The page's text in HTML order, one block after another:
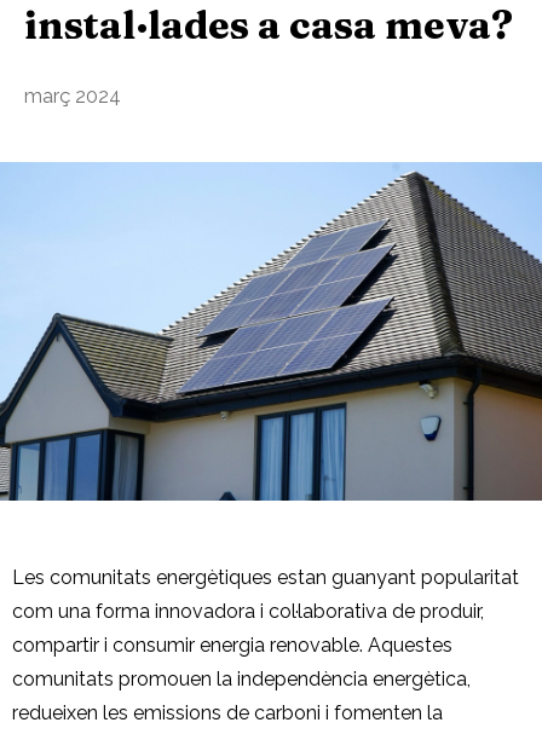
instal·lades a casa meva?
març 2024
Les comunitats energètiques estan guanyant popularitat
com una forma innovadora i col·laborativa de produir,
compartir i consumir energia renovable. Aquestes
comunitats promouen la independència energètica,
redueixen les emissions de carboni i fomenten la